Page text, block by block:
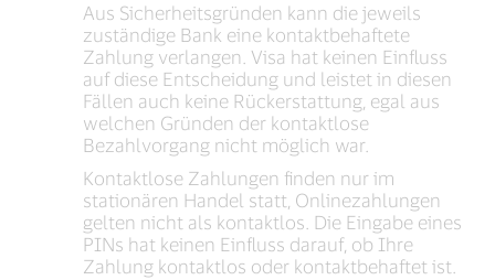
Aus Sicherheitsgründen kann die jeweils
zuständige Bank eine kontaktbehaftete
Zahlung verlangen. Visa hat keinen Einfluss
auf diese Entscheidung und leistet in diesen
Fällen auch keine Rückerstattung, egal aus
welchen Gründen der kontaktlose
Bezahlvorgang nicht möglich war.
Kontaktlose Zahlungen finden nur im
stationären Handel statt, Onlinezahlungen
gelten nicht als kontaktlos. Die Eingabe eines
PINs hat keinen Einfluss darauf, ob Ihre
Zahlung kontaktlos oder kontaktbehaftet ist.